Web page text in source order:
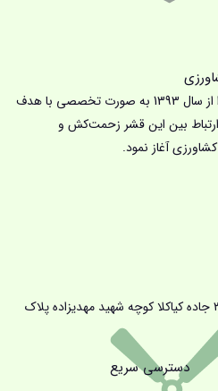
فروشگاه فیزیکی لتکا فعالیت خود را از سال 1393 به صورت تخصصی با هدف
بین این قشر زحمت‌کش و
آغاز نمود.
مازندران بهنمیر کیلومتر ۳ جاده کیاکلا کوچه شهید مهدیزاده پلاک
دسترسی سریع